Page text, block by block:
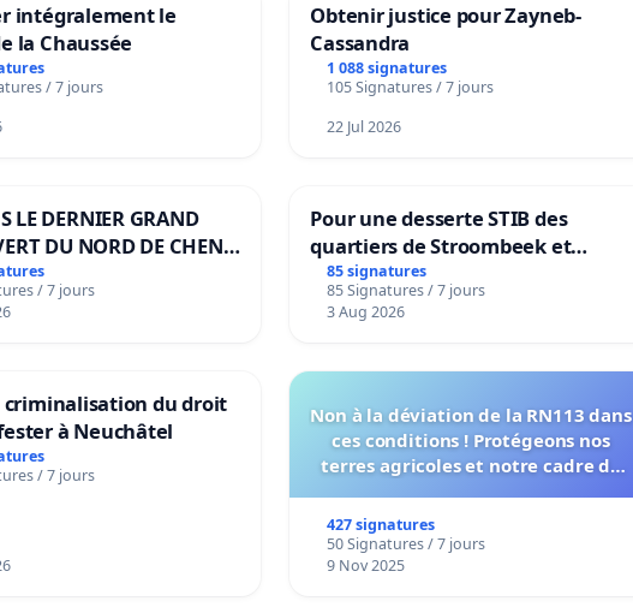
intégralement le
la Chaussée
/ 7 jours
Obtenir justice pour Zayneb-
Cassandra
1 088 signatures
105 Signatures / 7 jours
22 Jul 2026
LE DERNIER GRAND
DU NORD DE CHENE-
/ 7 jours
Pour une desserte STIB des
quartiers de Stroombeek et
Beauval - Voor een MIVB-
bediening van de wijken
Strombeek en Het Voor
85 signatures
85 Signatures / 7 jours
3 Aug 2026
criminalisation du droit
à Neuchâtel
/ 7 jours
Non à la déviation de la RN113 dans
ces conditions ! Protégeons nos
terres agricoles et notre cadre de
427 signatures
50 Signatures / 7 jours
9 Nov 2025